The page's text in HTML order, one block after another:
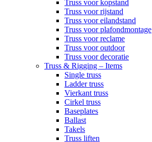
Truss voor kopstand
Truss voor rijstand
Truss voor eilandstand
Truss voor plafondmontage
Truss voor reclame
Truss voor outdoor
Truss voor decoratie
Truss & Rigging – Items
Single truss
Ladder truss
Vierkant truss
Cirkel truss
Baseplates
Ballast
Takels
Truss liften